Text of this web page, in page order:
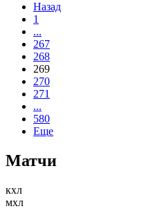
Назад
1
...
267
268
269
270
271
...
580
Еще
Матчи
кхл
мхл